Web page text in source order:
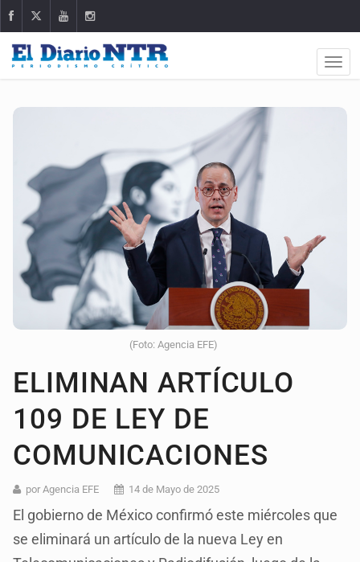
(Foto: Agencia EFE)
ELIMINAN ARTÍCULO
109 DE LEY DE
COMUNICACIONES
por Agencia EFE 14 de Mayo de 2025
El gobierno de México confirmó este miércoles que
se eliminará un artículo de la nueva Ley en